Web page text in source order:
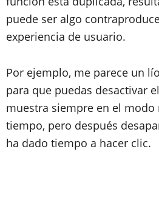
puede ser algo
experiencia de usuario.
Por ejemplo, me parece un
para que puedas desactivar
muestra siempre en el
tiempo, pero después
ha dado tiempo a hacer clic.